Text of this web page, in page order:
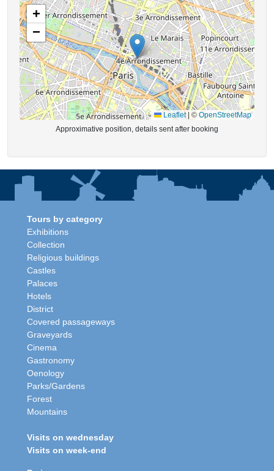
+
−
Leaflet ©OpenStreetMap
Approximative position, details sent after booking
Tours by category
Exhibitions
Collection
Religious buildings
Castles
Palaces
Hotels
District
Covered passageways
Graveyards
Cinema
Gastronomy
Oenology
Parks/Gardens
Forest
Mountains
Visits on wednesday
Visits on week-end